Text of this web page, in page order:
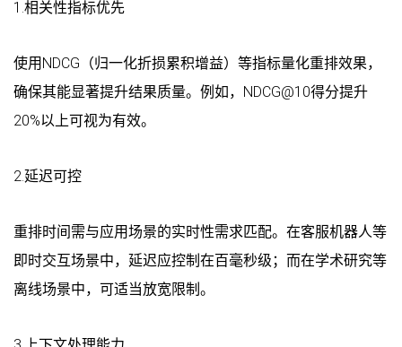
1.相关性指标优先
使用NDCG（归一化折损累积增益）等指标量化重排效果，
确保其能显著提升结果质量。例如，NDCG@10得分提升
20%以上可视为有效。
2.延迟可控
重排时间需与应用场景的实时性需求匹配。在客服机器人等
即时交互场景中，延迟应控制在百毫秒级；而在学术研究等
离线场景中，可适当放宽限制。